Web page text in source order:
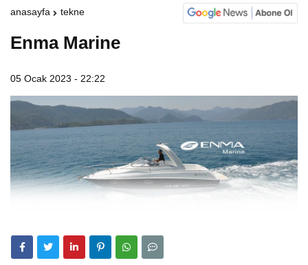
EDİYOR
anasayfa tekne
Enma Marine
05 Ocak 2023 - 22:22